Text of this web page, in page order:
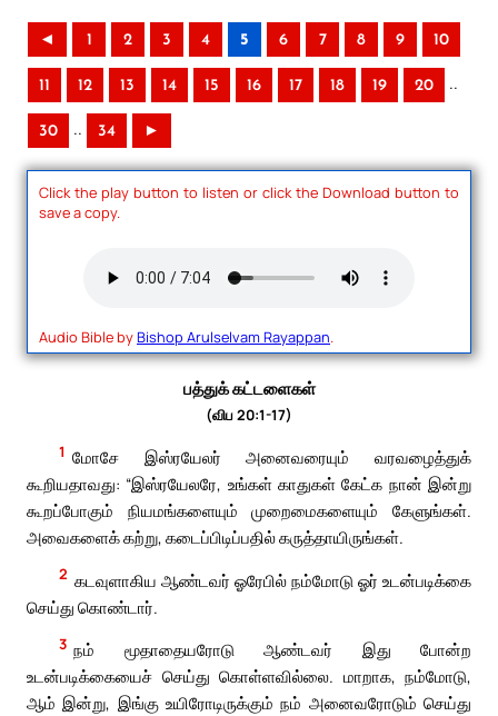
◄ 1 2 3 4 5 6 7 8 9 10
11 12 13 14 15 16 17 18 19 20 ..
30 .. 34 ►
Click the play button to listen or click the Download button to
save a copy.
Audio Bible byBishop Arulselvam Rayappan.
பத்துக் கட்டளைகள்
(விப 20:1-17)
1 மோசே இஸ்ரயேலர் அனைவரையும் வரவழைத்துக்
கூறியதாவது: “இஸ்ரயேலரே, உங்கள் காதுகள் கேட்க நான் இன்று
கூறப்போகும் நியமங்களையும் முறைமைகளையும் கேளுங்கள்.
அவைகளைக் கற்று, கடைப்பிடிப்பதில் கருத்தாயிருங்கள்.
2 கடவுளாகிய ஆண்டவர் ஓரேபில் நம்மோடு ஓர் உடன்படிக்கை
செய்து கொண்டார்.
3 நம் மூதாதையரோடு ஆண்டவர் இது போன்ற
உடன்படிக்கையைச் செய்து கொள்ளவில்லை. மாறாக, நம்மோடு,
ஆம் இன்று, இங்கு உயிரோடிருக்கும் நம் அனைவரோடும் செய்து